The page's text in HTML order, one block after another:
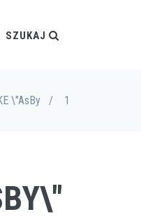
SZUKAJ
\"AsBy / 1